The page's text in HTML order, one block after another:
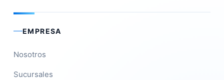
EMPRESA
Nosotros
Sucursales